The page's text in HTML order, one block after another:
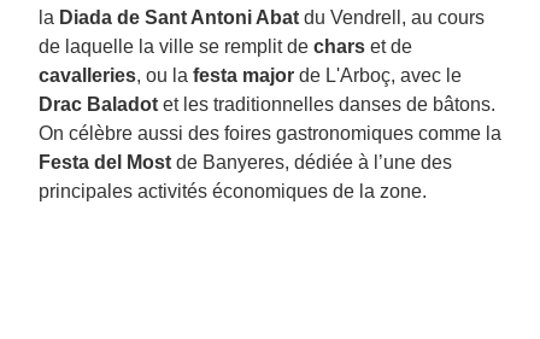
la Diada de Sant Antoni Abat du Vendrell, au cours
de laquelle la ville se remplit de chars et de
cavalleries, ou la festa major de L'Arboç, avec le
Drac Baladot et les traditionnelles danses de bâtons.
On célèbre aussi des foires gastronomiques comme la
Festa del Most de Banyeres, dédiée à l’une des
principales activités économiques de la zone.